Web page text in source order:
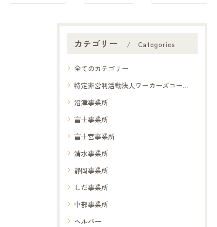
カテゴリー Categories
全てのカテゴリー
特定非営利活動法人ワーカーズコープ夢コープ
沼津事業所
富士事業所
富士宮事業所
清水事業所
静岡事業所
しだ事業所
中部事業所
ヘルパー